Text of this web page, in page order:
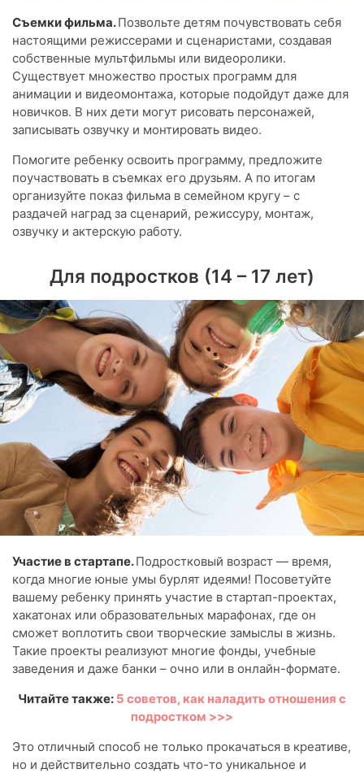
Съемки фильма.Позвольте детям почувствовать себя
настоящими режиссерами и сценаристами, создавая
собственные мультфильмы или видеоролики.
Существует множество простых программ для
анимации и видеомонтажа, которые подойдут даже для
новичков. В них дети могут рисовать персонажей,
записывать озвучку и монтировать видео.
Помогите ребенку освоить программу, предложите
поучаствовать в съемках его друзьям. А по итогам
организуйте показ фильма в семейном кругу – с
раздачей наград за сценарий, режиссуру, монтаж,
озвучку и актерскую работу.
Для подростков (14 – 17 лет)
Участие в стартапе.Подростковый возраст — время,
когда многие юные умы бурлят идеями! Посоветуйте
вашему ребенку принять участие в стартап-проектах,
хакатонах или образовательных марафонах, где он
сможет воплотить свои творческие замыслы в жизнь.
Такие проекты реализуют многие фонды, учебные
заведения и даже банки – очно или в онлайн-формате.
Читайте также: 5 советов, как наладить отношения с
подростком >>>
Это отличный способ не только прокачаться в креативе,
но и действительно создать что-то уникальное и